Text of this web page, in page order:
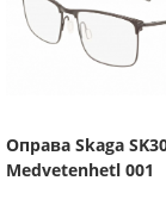
Оправа Skaga
Medvetenhetl 001